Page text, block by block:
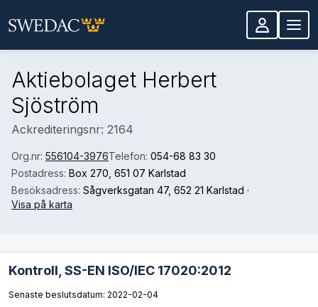
Aktiebolaget Herbert
Sjöström
Ackrediteringsnr: 2164
Org.nr: 556104-3976Telefon: 054-68 83 30
Postadress: Box 270 , 651 07 Karlstad
Besöksadress: Sågverksgatan 47, 652 21 Karlstad ·
Visa på karta
Kontroll, SS-EN ISO/IEC 17020:2012
Senaste beslutsdatum: 2022-02-04